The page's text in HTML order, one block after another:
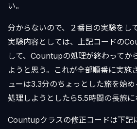
い。
分からないので、２番目の実験をし
実験内容としては、上記コードの
して、Countupの処理が終わってか
ようと思う。これが全部順番に実施
ューは3.3分のちょっとした旅を始
処理しようとしたら5.5時間の長旅に
Countupクラスの修正コードは下記